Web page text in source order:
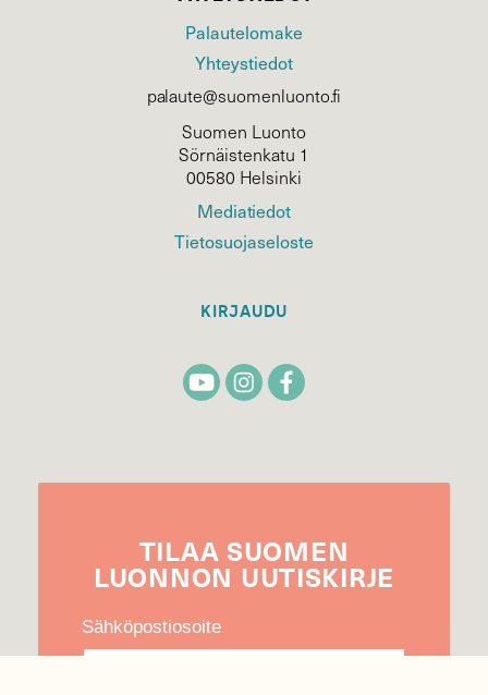
Palautelomake
Yhteystiedot
palaute@suomenluonto.fi
Suomen Luonto
Sörnäistenkatu 1
00580 Helsinki
Mediatiedot
Tietosuojaseloste
KIRJAUDU
TILAA SUOMEN
LUONNON UUTIS­KIRJE
Sähköpostiosoite